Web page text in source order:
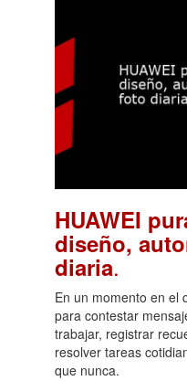
HUAWEI
diseño,
diaria.
En un momento en el
para contestar
trabajar, registrar
resolver tareas
que nunca.